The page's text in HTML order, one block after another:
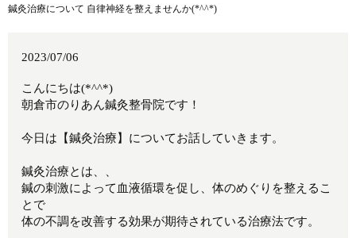
鍼灸治療について 自律神経を整えませんか(*^^*)
2023/07/06
こんにちは(*^^*)
朝倉市のりあん鍼灸整骨院です！
今日は【鍼灸治療】についてお話していきます。
鍼灸治療とは、、
鍼の刺激によって血液循環を促し、体のめぐりを整えるこ
とで
体の不調を改善する効果が期待されている治療法です。